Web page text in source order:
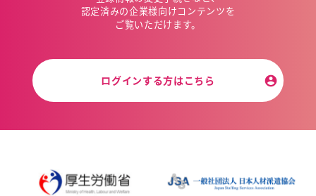
認定済みの企業様向けコンテンツを
ご覧いただけます。
ログインする方はこちら